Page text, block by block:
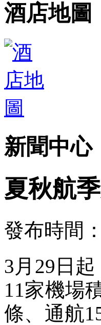
酒店地圖
新聞中心
夏秋航
發布時間
3月29日
11家機場
條、通航